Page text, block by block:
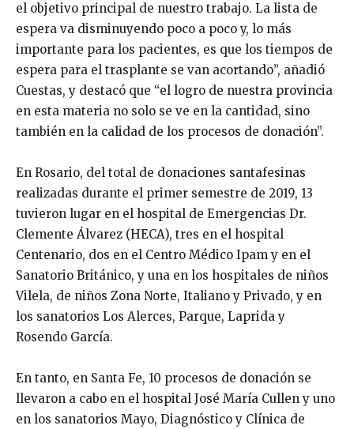
el objetivo principal de nuestro trabajo. La lista de
espera va disminuyendo poco a poco y, lo más
importante para los pacientes, es que los tiempos de
espera para el trasplante se van acortando”, añadió
Cuestas, y destacó que “el logro de nuestra provincia
en esta materia no solo se ve en la cantidad, sino
también en la calidad de los procesos de donación”.
En Rosario, del total de donaciones santafesinas
realizadas durante el primer semestre de 2019, 13
tuvieron lugar en el hospital de Emergencias Dr.
Clemente Álvarez (HECA), tres en el hospital
Centenario, dos en el Centro Médico Ipam y en el
Sanatorio Británico, y una en los hospitales de niños
Vilela, de niños Zona Norte, Italiano y Privado, y en
los sanatorios Los Alerces, Parque, Laprida y
Rosendo García.
En tanto, en Santa Fe, 10 procesos de donación se
llevaron a cabo en el hospital José María Cullen y uno
en los sanatorios Mayo, Diagnóstico y Clínica de